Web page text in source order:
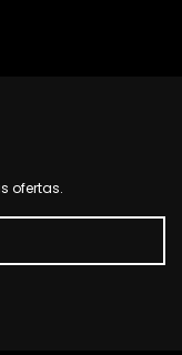
ofertas.